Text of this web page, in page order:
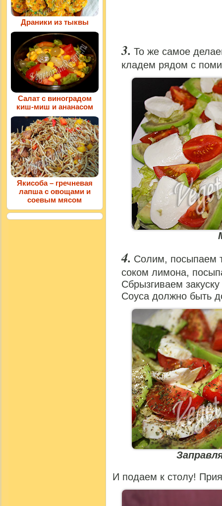
То же самое
кладем рядом с
Солим, посыпаем
соком лимона,
Сбрызгиваем
Соуса должно быть
И подаем к столу!
Драники из тыквы
Салат с виноградом
киш-миш и ананасом
Якисоба – гречневая
лапша с овощами и
соевым мясом